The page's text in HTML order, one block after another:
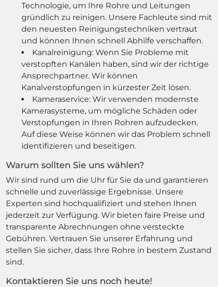
Technologie, um Ihre Rohre und Leitungen
gründlich zu reinigen. Unsere Fachleute sind mit
den neuesten Reinigungstechniken vertraut
und können Ihnen schnell Abhilfe verschaffen.
Kanalreinigung: Wenn Sie Probleme mit
verstopften Kanälen haben, sind wir der richtige
Ansprechpartner. Wir können
Kanalverstopfungen in kürzester Zeit lösen.
Kameraservice: Wir verwenden modernste
Kamerasysteme, um mögliche Schäden oder
Verstopfungen in Ihren Rohren aufzudecken.
Auf diese Weise können wir das Problem schnell
identifizieren und beseitigen.
Warum sollten Sie uns wählen?
Wir sind rund um die Uhr für Sie da und garantieren
schnelle und zuverlässige Ergebnisse. Unsere
Experten sind hochqualifiziert und stehen Ihnen
jederzeit zur Verfügung. Wir bieten faire Preise und
transparente Abrechnungen ohne versteckte
Gebühren. Vertrauen Sie unserer Erfahrung und
stellen Sie sicher, dass Ihre Rohre in bestem Zustand
sind.
Kontaktieren Sie uns noch heute!